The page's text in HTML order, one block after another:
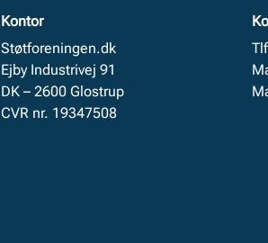
Kontor
Støtforeningen.dk
Ejby Industrivej 91
DK – 2600 Glostrup
CVR nr. 19347508